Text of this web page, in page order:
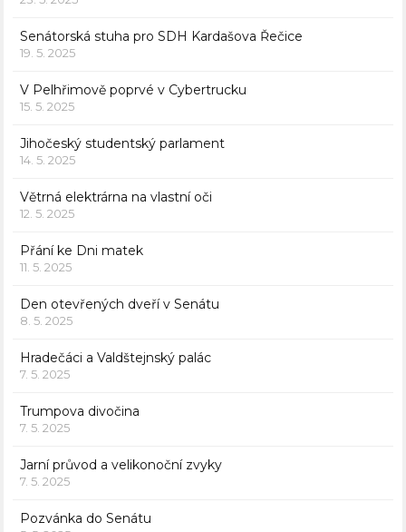
Senátorská stuha pro SDH Kardašova Řečice
19. 5. 2025
V Pelhřimově poprvé v Cybertrucku
15. 5. 2025
Jihočeský studentský parlament
14. 5. 2025
Větrná elektrárna na vlastní oči
12. 5. 2025
Přání ke Dni matek
11. 5. 2025
Den otevřených dveří v Senátu
8. 5. 2025
Hradečáci a Valdštejnský palác
7. 5. 2025
Trumpova divočina
7. 5. 2025
Jarní průvod a velikonoční zvyky
7. 5. 2025
Pozvánka do Senátu